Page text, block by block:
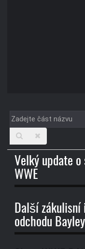
Zadejte
část
názvu
Velký update
WWE
Další zákulisní
odchodu